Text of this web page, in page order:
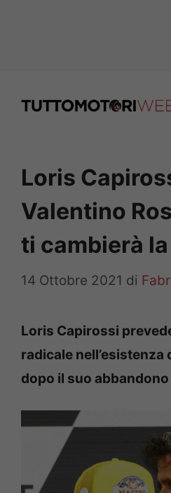
Loris
Valentino
ti cambierà
14 Ottobre 2021 di
Loris Capirossi
radicale nell’esistenza
dopo il suo abbandono